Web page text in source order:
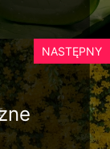
NASTĘPNY